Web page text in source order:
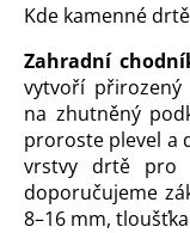
Kde kamenné
Zahradní
vytvoří přirozený
na zhutněný
proroste plevel a
vrstvy drtě pro
doporučujeme
8–16 mm,